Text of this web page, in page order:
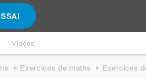
Vidéos
Exercices de maths Exercices